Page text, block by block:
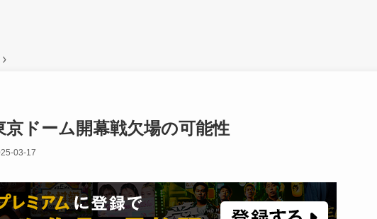
京ドーム開幕戦欠場の可能性
03-17